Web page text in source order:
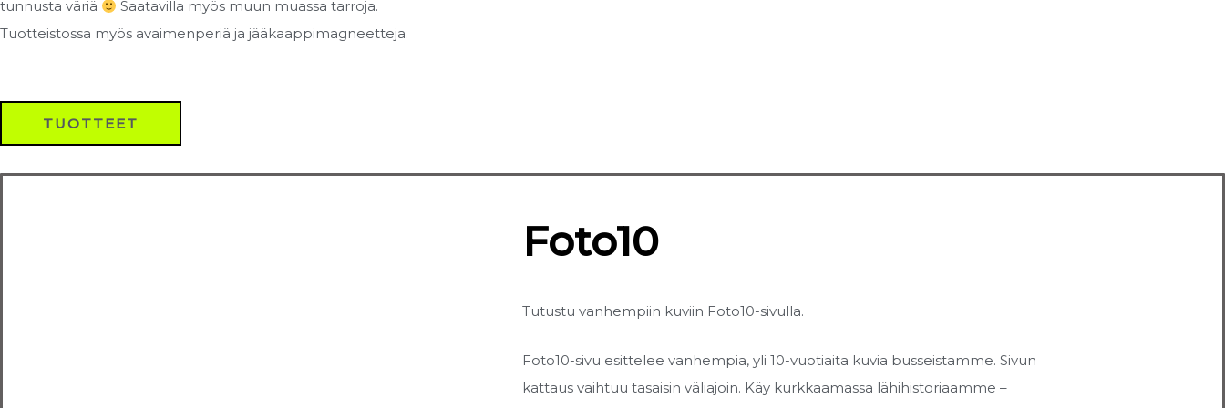
tunnusta väriä
Saatavilla myös muun muassa tarroja.
Tuotteistossa myös avaimenperiä ja jääkaappimagneetteja.
TUOTTEET
Foto10
Tutustu vanhempiin kuviin Foto10-sivulla.
Foto10-sivu esittelee vanhempia, yli 10-vuotiaita kuvia busseistamme. Sivun
kattaus vaihtuu tasaisin väliajoin. Käy kurkkaamassa lähihistoriaamme –